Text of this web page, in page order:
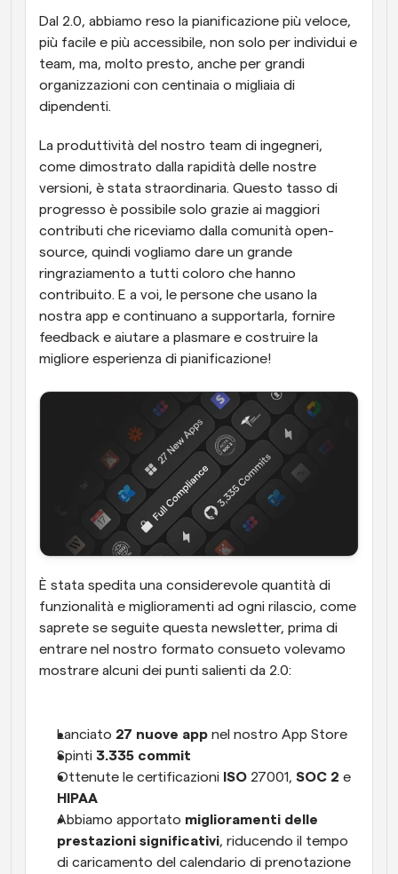
Programmazione potenziata con chiamate
Flussi di lavoro
Automatizzare la pianificazione e i promemoria
Blog
Rimani aggiornato con le ultime notizie e aggiornamenti
Incontrare i clienti in pochi minuti
Link di Gruppo Dinamico
Prenota senza sforzo riunioni con più persone
Webhook
Ricevi una notifica quando succede qualcosa
Dal 2.0, abbiamo reso la pianificazione più veloce,
più facile e più accessibile, non solo per individui e
team, ma, molto presto, anche per grandi
organizzazioni con centinaia o migliaia di
dipendenti.
La produttività del nostro team di ingegneri,
come dimostrato dalla rapidità delle nostre
versioni, è stata straordinaria. Questo tasso di
progresso è possibile solo grazie ai maggiori
contributi che riceviamo dalla comunità open-
source, quindi vogliamo dare un grande
ringraziamento a tutti coloro che hanno
contribuito. E a voi, le persone che usano la
nostra app e continuano a supportarla, fornire
feedback e aiutare a plasmare e costruire la
migliore esperienza di pianificazione!
È stata spedita una considerevole quantità di
funzionalità e miglioramenti ad ogni rilascio, come
saprete se seguite questa newsletter, prima di
entrare nel nostro formato consueto volevamo
mostrare alcuni dei punti salienti da 2.0:
Lanciato 27 nuove app nel nostro App Store
Spinti 3.335 commit
Ottenute le certificazioni ISO 27001, SOC 2
HIPAA
Abbiamo apportato miglioramenti delle
prestazioni significativi, riducendo il tempo
di caricamento del calendario di prenotazione